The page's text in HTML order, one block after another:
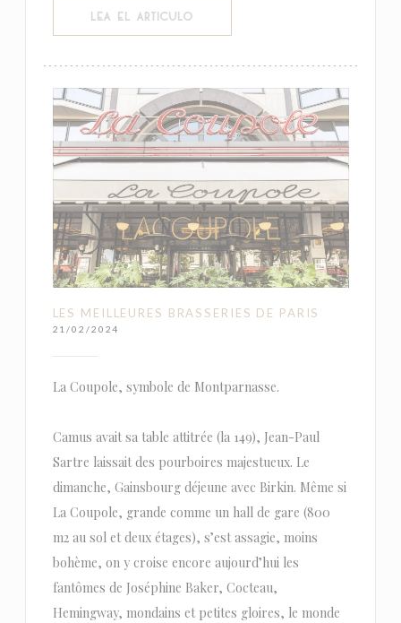
LEA EL ARTICULO
LES MEILLEURES BRASSERIES DE PARIS
21/02/2024
La Coupole, symbole de Montparnasse.
Camus avait sa table attitrée (la 149), Jean-Paul
Sartre laissait des pourboires majestueux. Le
dimanche, Gainsbourg déjeune avec Birkin. Même si
La Coupole, grande comme un hall de gare (800
m2 au sol et deux étages), s’est assagie, moins
bohème, on y croise encore aujourd’hui les
fantômes de Joséphine Baker, Cocteau,
Hemingway, mondains et petites gloires, le monde